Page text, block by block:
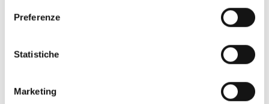
Preferenze
Statistiche
Marketing
Questo studio ci servirà per almeno 3 motivi
Erasmus e gli obiettivi UE.
tecnico del progettista. Utilizzare parole-chiave